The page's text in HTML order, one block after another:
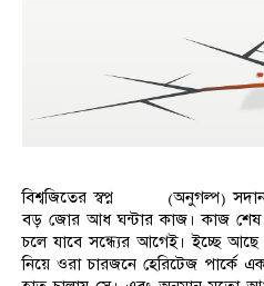
বিশ্বজিতের স্বপ্ন (অনুগল্প)
বড় জোর আধ ঘন্টার কাজ। কাজ শেষ
চলে যাবে সন্ধ্যের আগেই। ইচ্ছে আছে
নিয়ে ওরা চারজনে হেরিটেজ পার্কে